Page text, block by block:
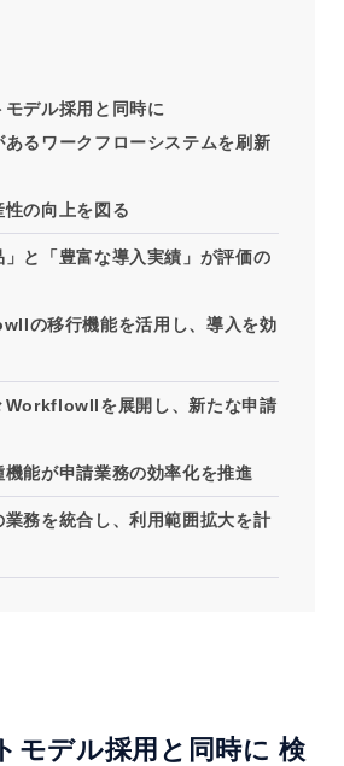
デル採用と同時に
あるワークフローシステムを刷新
の向上を図る
」と「豊富な導入実績」が評価の
の移行機能を活用し、導入を効
WorkflowIIを展開し、新たな申請
機能が申請業務の効率化を推進
業務を統合し、利用範囲拡大を計
モデル採用と同時に 検